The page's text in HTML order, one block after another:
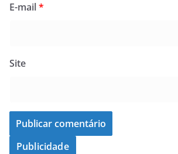
E-mail*
Site
Publicidade